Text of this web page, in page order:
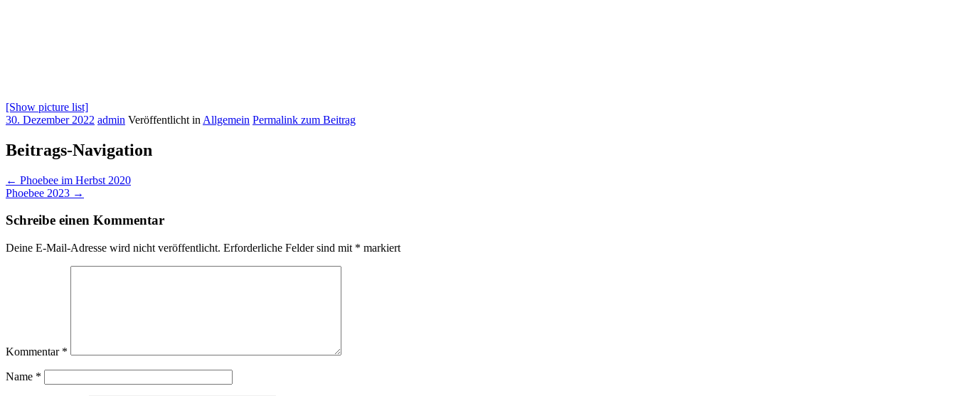
[Show picture list]
30. Dezember 2022 admin Veröffentlicht in Allgemein Permalink zum Beitrag
Beitrags-Navigation
← Phoebee im Herbst 2020
Phoebee 2023 →
Schreibe einen Kommentar
Deine E-Mail-Adresse wird nicht veröffentlicht. Erforderliche Felder sind mit * markiert
Kommentar *
Name *